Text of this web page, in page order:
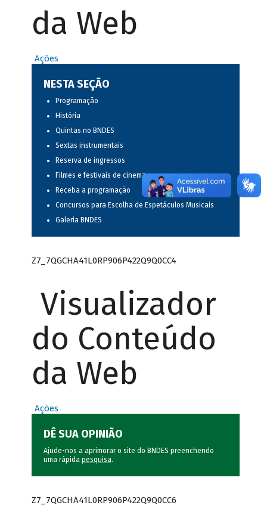
da Web
Ações
NESTA SEÇÃO
Programação
História
Quintas no BNDES
Sextas instrumentais
Reserva de ingressos
Filmes e festivais de cinema
Receba a programação
Concursos para Escolha de Espetáculos Musicais
Galeria BNDES
Z7_7QGCHA41L0RP906P422Q9Q0CC4
Visualizador
do Conteúdo
da Web
Ações
DÊ SUA OPINIÃO
Ajude-nos a aprimorar o site do BNDES preenchendo
uma rápida pesquisa.
Z7_7QGCHA41L0RP906P422Q9Q0CC6